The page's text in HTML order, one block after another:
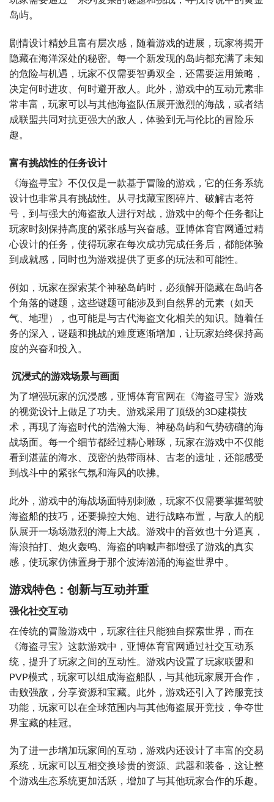
岛屿。
剧情设计精妙且富有层次感，随着游戏的进展，玩家将揭开
隐藏在海洋深处的秘密。每一个新发现的岛屿都充满了未知
的危险与机遇，玩家不仅需要智勇双全，还需要运用策略，
决定何时进攻、何时避开敌人。此外，游戏中的互动元素非
常丰富，玩家可以与其他海盗队伍展开激烈的海战，或者结
成联盟共同对抗更强大的敌人，体验到无与伦比的冒险乐
趣。
富有挑战性的任务设计
《海盗寻宝》不仅仅是一款基于冒险的游戏，它的任务系统
设计也非常具有挑战性。从寻找藏宝图碎片、破解古老符
号，到与强大的海盗敌人进行对战，游戏中的每个任务都让
玩家时刻保持高度的紧张感与兴奋感。亚博体育官网通过精
心设计的任务，使得玩家在每次成功完成任务后，都能体验
到成就感，同时也为游戏提供了更多的玩法和可能性。
例如，玩家在探索某个神秘岛屿时，必须解开隐藏在岛屿各
个角落的谜题，这些谜题可能涉及到自然界的元素（如天
气、地理），也可能是与古代海盗文化相关的知识。随着任
务的深入，谜题和挑战的难度逐渐增加，让玩家始终保持高
度的兴奋和投入。
沉浸式的游戏场景与画面
为了增强玩家的沉浸感，亚博体育官网在《海盗寻宝》游戏
的视觉设计上做足了功夫。游戏采用了顶级的3D建模技
术，再现了海盗时代的浩瀚大海、神秘岛屿和气势磅礴的海
战场面。每一个细节都经过精心雕琢，玩家在游戏中不仅能
看到湛蓝的海水、茂密的热带雨林、古老的遗址，还能感受
到战斗中的紧张气氛和海风的吹拂。
此外，游戏中的海战场面特别刺激，玩家不仅需要掌握驾驶
海盗船的技巧，还要操控大炮、进行战略布置，与敌人的舰
队展开一场场激烈的海上大战。游戏中的音效也十分逼真，
海浪拍打、炮火轰鸣、海盗的呐喊声都增强了游戏的真实
感，使玩家仿佛置身于那个波涛汹涌的海盗世界中。
游戏特色：创新与互动并重
强化社交互动
在传统的冒险游戏中，玩家往往只能独自探索世界，而在
《海盗寻宝》这款游戏中，亚博体育官网通过社交互动系
统，提升了玩家之间的互动性。游戏内设置了玩家联盟和
PVP模式，玩家可以组成海盗船队，与其他玩家展开合作，
击败强敌，分享资源和宝藏。此外，游戏还引入了跨服竞技
功能，玩家可以在全球范围内与其他海盗展开竞技，争夺世
界宝藏的桂冠。
为了进一步增加玩家间的互动，游戏内还设计了丰富的交易
系统，玩家可以互相交换珍贵的资源、武器和装备，这让整
个游戏生态系统更加活跃，增加了与其他玩家合作的乐趣。